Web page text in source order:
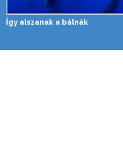
Így alszanak a bálnák